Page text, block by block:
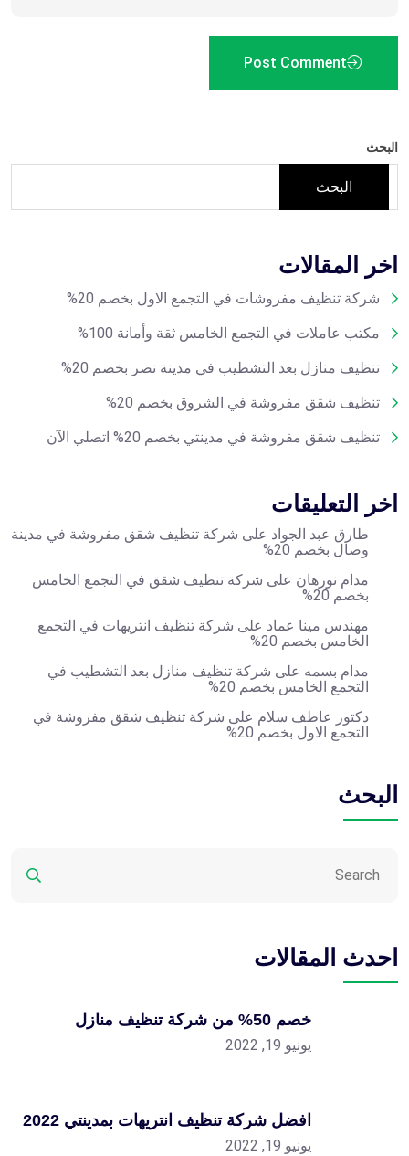
Post Comment
البحث
البحث
اخر المقالات
شركة تنظيف مفروشات في التجمع الاول بخصم 20%
مكتب عاملات في التجمع الخامس ثقة وأمانة 100%
تنظيف منازل بعد التشطيب في مدينة نصر بخصم 20%
تنظيف شقق مفروشة في الشروق بخصم 20%
تنظيف شقق مفروشة في مدينتي بخصم 20% اتصلي الآن
اخر التعليقات
طارق عبد الجواد على شركة تنظيف شقق مفروشة في مدينة
وصال بخصم 20%
مدام نورهان على شركة تنظيف شقق في التجمع الخامس
بخصم 20%
مهندس مينا عماد على شركة تنظيف انتريهات في التجمع
الخامس بخصم 20%
مدام بسمه على شركة تنظيف منازل بعد التشطيب في
التجمع الخامس بخصم 20%
دكتور عاطف سلام على شركة تنظيف شقق مفروشة في
التجمع الاول بخصم 20%
البحث
احدث المقالات
خصم 50% من شركة تنظيف منازل
يونيو 19, 2022
افضل شركة تنظيف انتريهات بمدينتي 2022
يونيو 19, 2022